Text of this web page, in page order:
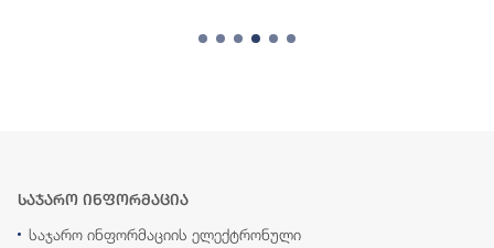
საჯარო ინფორმაცია
საჯარო ინფორმაციის ელექტრონული